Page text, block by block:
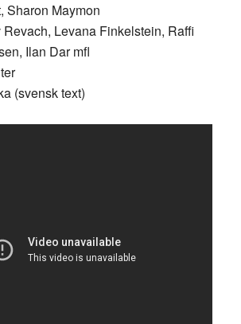
Sharon Maymon
Revach, Levana Finkelstein, Raffi
Ilan Dar mfl
(svensk text)